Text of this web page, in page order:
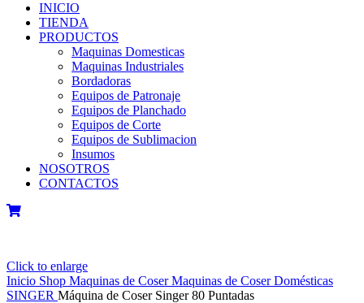
INICIO
TIENDA
PRODUCTOS
Maquinas Domesticas
Maquinas Industriales
Bordadoras
Equipos de Patronaje
Equipos de Planchado
Equipos de Corte
Equipos de Sublimacion
Insumos
NOSOTROS
CONTACTOS
Click to enlarge
Inicio Shop Maquinas de CoserMaquinas de Coser Domésticas
SINGER Máquina de Coser Singer 80 Puntadas